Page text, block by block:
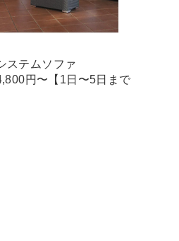
ステムソファ
円〜【1日〜5日まで